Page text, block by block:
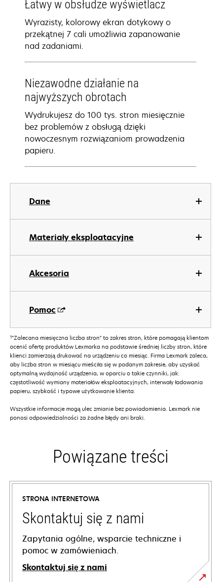
Dane
Materiały eksploatacyjne
Akcesoria
Pomoc
Łatwy w obsłudze wyświetlacz
Wyrazisty, kolorowy ekran dotykowy o
przekątnej 7 cali umożliwia zapanowanie
nad zadaniami.
Niezawodne działanie na
najwyższych obrotach
Wydrukujesz do 100 tys. stron miesięcznie
bez problemów z obsługą dzięki
nowoczesnym rozwiązaniom prowadzenia
papieru.
†"Zalecana miesięczna liczba stron" to zakres stron, które pomagają klientom
ocenić ofertę produktów Lexmarka na podstawie średniej liczby stron, które
klienci zamierzają drukować na urządzeniu co miesiąc. Firma Lexmark zaleca,
aby liczba stron w miesiącu mieściła się w podanym zakresie, aby uzyskać
optymalną wydajność urządzenia, w oparciu o takie czynniki, jak:
częstotliwość wymiany materiałów eksploatacyjnych, interwały ładowania
papieru, szybkość i typowe użytkowanie klienta.
Wszystkie informacje mogą ulec zmianie bez powiadomienia. Lexmark nie
ponosi odpowiedzialności za żadne błędy ani braki.
Powiązane treści
STRONA INTERNETOWA
Skontaktuj się z nami
Zapytania ogólne, wsparcie techniczne i
pomoc w zamówieniach.
Skontaktuj się z nami